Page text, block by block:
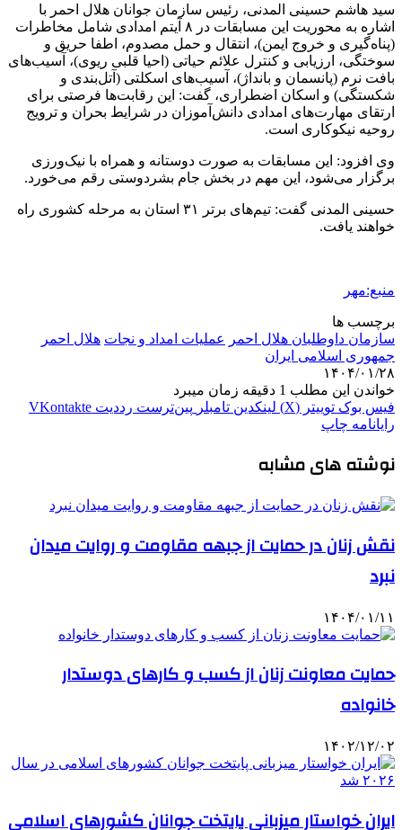
سید هاشم حسینی المدنی، رئیس سازمان جوانان هلال احمر با
اشاره به محوریت این مسابقات در ۸ آیتم امدادی شامل مخاطرات
(پناه‌گیری و خروج ایمن)، انتقال و حمل مصدوم، اطفا حریق و
سوختگی، ارزیابی و کنترل علائم حیاتی (احیا قلبی ریوی)، آسیب‌های
بافت نرم (پانسمان و بانداژ)، آسیب‌های اسکلتی (آتل‌بندی و
شکستگی) و اسکان اضطراری، گفت: این رقابت‌ها فرصتی برای
ارتقای مهارت‌های امدادی دانش‌آموزان در شرایط بحران و ترویج
روحیه نیکوکاری است.
وی افزود: این مسابقات به صورت دوستانه و همراه با نیک‌ورزی
برگزار می‌شود، این مهم در بخش جام بشردوستی رقم می‌خورد.
حسینی المدنی
گفت: تیم‌های برتر ۳۱ استان به مرحله کشوری راه
خواهند یافت.
منبع:مهر
برچسب ها
سازمان داوطلبان هلال احمر
عملیات امداد و نجات هلال احمر
جمهوری اسلامی ایران
۱۴۰۴/۰۱/۲۸
خواندن این مطلب 1 دقیقه زمان میبرد
فیس بوک توییتر (X) لینکدین ‫تامبلر ‫پین‌ترست ‫رددیت ‫VKontakte
رایانامه چاپ
نوشته های مشابه
نقش زنان در حمایت از جبهه مقاومت و روایت میدان
نبرد
۱۴۰۴/۰۱/۱۱
حمایت معاونت زنان از کسب و کارهای دوستدار
خانواده
۱۴۰۲/۱۲/۰۲
ایران خواستار میزبانی پایتخت جوانان کشورهای اسلامی